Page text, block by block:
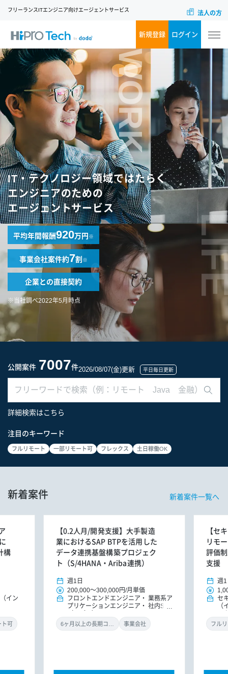
フリーランスITエンジニア向けエージェントサービス 法人の方
新規登録 ログイン
WORK
IT・テクノロジー領域ではたらく
エンジニアのための
エージェントサービス
平均年間報酬920万円※
事業会社案件約7割※
企業との直接契約
※当社調べ2022年5月時点
公開案件 7007件2026/08/07(金)更新 平日毎日更新
詳細検索はこちら
注目のキーワード
フルリモート 一部リモート可 フレックス 土日稼働OK
新着案件 新着案件一覧へ
構
イン
ト可
【0.2人月/開発支援】大手製造
業におけるSAP BTPを活用した
データ連携基盤構築プロジェク
ト（S/4HANA・Ariba連携）
週1日
200,000～300,000円/月単価
フロントエンドエンジニア
業務系ア
プリケーションエンジニア
社内SE
事業会社
【セ
リモ
評価
支援
週1
セ
（
ン
フル